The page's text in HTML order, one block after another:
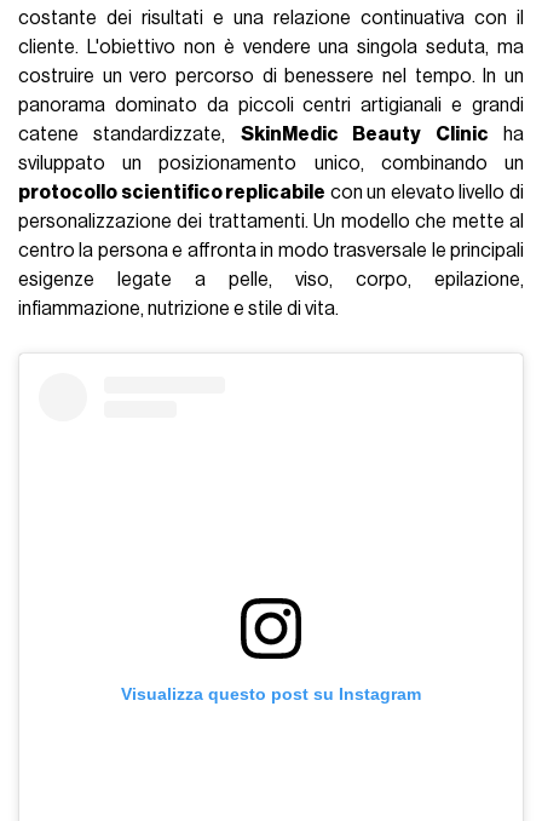
costante dei risultati e una relazione continuativa con il
cliente. L'obiettivo non è vendere una singola seduta, ma
costruire un vero percorso di benessere nel tempo. In un
panorama dominato da piccoli centri artigianali e grandi
catene standardizzate, SkinMedic Beauty Clinic ha
sviluppato un posizionamento unico, combinando un
protocollo scientifico replicabile con un elevato livello di
personalizzazione dei trattamenti. Un modello che mette al
centro la persona e affronta in modo trasversale le principali
esigenze legate a pelle, viso, corpo, epilazione,
infiammazione, nutrizione e stile di vita.
Visualizza questo post su Instagram